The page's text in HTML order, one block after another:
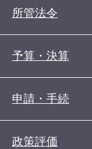
所管法令
予算・決算
申請・手続
政策評価